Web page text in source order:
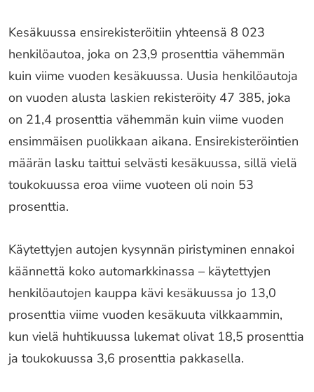
Kesäkuussa ensirekisteröitiin yhteensä 8 023
henkilöautoa, joka on 23,9 prosenttia vähemmän
kuin viime vuoden kesäkuussa. Uusia henkilöautoja
on vuoden alusta laskien rekisteröity 47 385, joka
on 21,4 prosenttia vähemmän kuin viime vuoden
ensimmäisen puolikkaan aikana. Ensirekisteröintien
määrän lasku taittui selvästi kesäkuussa, sillä vielä
toukokuussa eroa viime vuoteen oli noin 53
prosenttia.
Käytettyjen autojen kysynnän piristyminen ennakoi
käännettä koko automarkkinassa – käytettyjen
henkilöautojen kauppa kävi kesäkuussa jo 13,0
prosenttia viime vuoden kesäkuuta vilkkaammin,
kun vielä huhtikuussa lukemat olivat 18,5 prosenttia
ja toukokuussa 3,6 prosenttia pakkasella.